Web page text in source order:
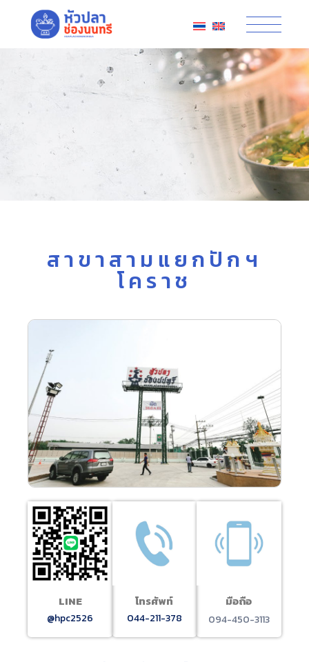
สาขาสามแยกปักฯ
โคราช
LINE
@hpc2526
โทรศัพท์
044-211-378
มือถือ
094-450-3113